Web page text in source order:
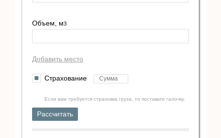
Объем, м3
Добавить место
Страхование
Если вам требуется страховка груза, то поставьте галочку.
Рассчитать